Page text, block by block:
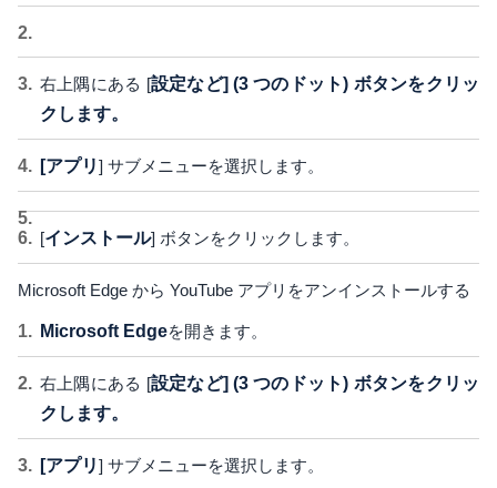
右上隅にある [設定など] (3 つのドット) ボタンをクリッ
クします。
[アプリ] サブメニューを選択します。
[インストール] ボタンをクリックします。
Microsoft Edge から YouTube アプリをアンインストールする
Microsoft Edgeを開きます。
右上隅にある [設定など] (3 つのドット) ボタンをクリッ
クします。
[アプリ] サブメニューを選択します。